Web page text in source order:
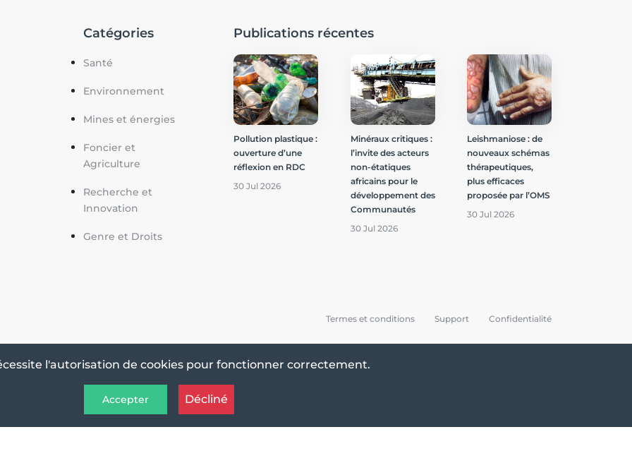
Catégories
Santé
Environnement
Mines et énergies
Foncier et
Agriculture
Recherche et
Innovation
Genre et Droits
Publications récentes
Pollution plastique :
ouverture d’une
réflexion en RDC
30 Jul 2026
Minéraux critiques :
l’invite des acteurs
non-étatiques
africains pour le
développement des
Communautés
30 Jul 2026
Leishmaniose : de
nouveaux schémas
thérapeutiques,
plus efficaces
proposée par l’OMS
30 Jul 2026
Termes et conditions Support Confidentialité
l'autorisation de cookies pour fonctionner correctement.
Accepter Décliné